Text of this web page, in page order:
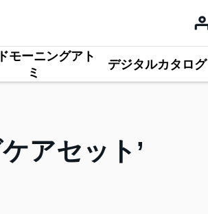
モーニングアト
ミ
デジタルカタログ
アセット